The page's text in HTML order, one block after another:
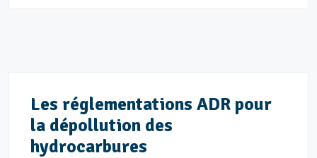
Les réglementations ADR pour
la dépollution des
hydrocarbures